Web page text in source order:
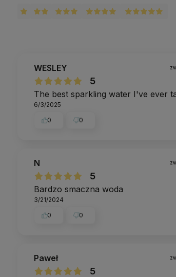
WESLEY
5
The best sparkling water I've ever
6/3/2025
0 0
N
5
Bardzo smaczna woda
3/21/2024
0 0
Paweł
5